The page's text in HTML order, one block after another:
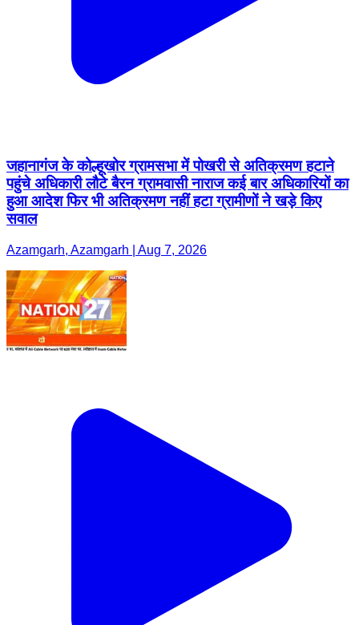
जहानागंज के कोल्हूखोर ग्रामसभा में पोखरी से अतिक्रमण हटाने
पहुंचे अधिकारी लौटे बैरन ग्रामवासी नाराज कई बार अधिकारियों का
हुआ आदेश फिर भी अतिक्रमण नहीं हटा ग्रामीणों ने खड़े किए
सवाल
Azamgarh, Azamgarh | Aug 7, 2026